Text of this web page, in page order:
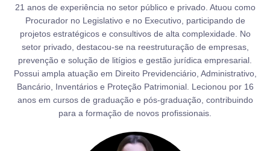
21 anos de experiência no setor público e privado. Atuou como
Procurador no Legislativo e no Executivo, participando de
projetos estratégicos e consultivos de alta complexidade. No
setor privado, destacou-se na reestruturação de empresas,
prevenção e solução de litígios e gestão jurídica empresarial.
Possui ampla atuação em Direito Previdenciário, Administrativo,
Bancário, Inventários e Proteção Patrimonial. Lecionou por 16
anos em cursos de graduação e pós-graduação, contribuindo
para a formação de novos profissionais.